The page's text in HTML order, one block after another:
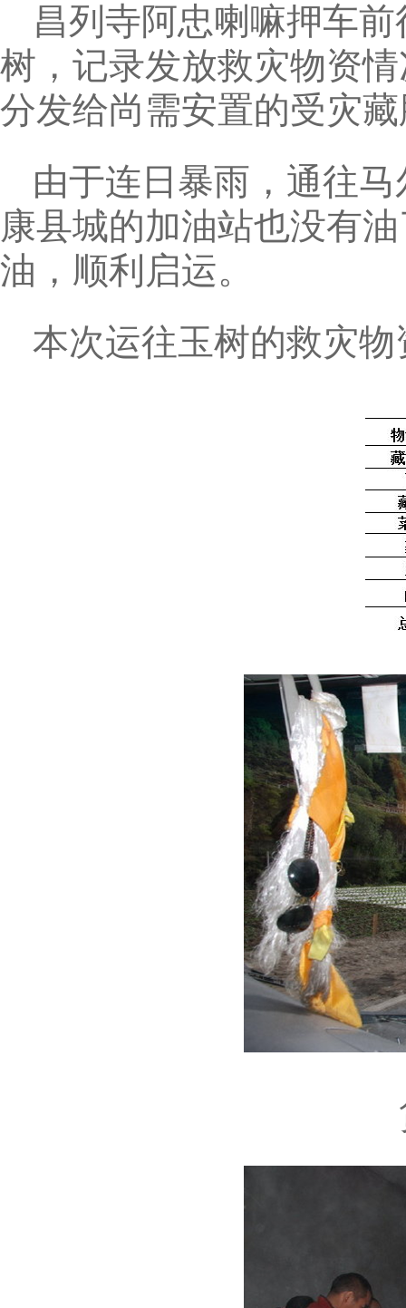
昌列寺阿忠喇嘛押车
树，记录发放救灾物资
分发给尚需安置的受灾
由于连日暴雨，通往
康县城的加油站也没有
油，顺利启运。
本次运往玉树的救灾